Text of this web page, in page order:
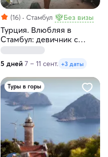
(16) Стамбул Без визы
Турция. Влюбляя в
Стамбул: девичник с
местной жительницей
5 дней 7 – 11 сент. +3 даты
Туры в горы